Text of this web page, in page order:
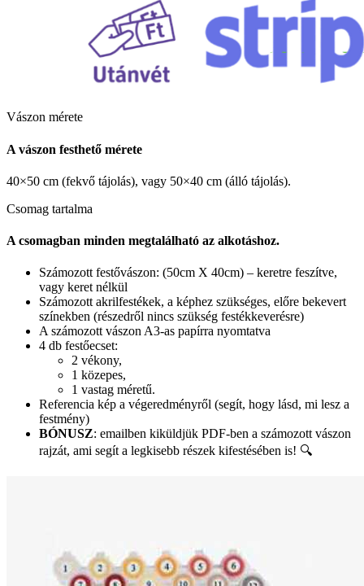
Vászon mérete
A vászon festhető mérete
40×50 cm (fekvő tájolás), vagy 50×40 cm (álló tájolás).
Csomag tartalma
A csomagban minden megtalálható az alkotáshoz.
Számozott festővászon: (50cm X 40cm) – keretre feszítve,
vagy keret nélkül
Számozott akrilfestékek, a képhez szükséges, előre bekevert
színekben (részedről nincs szükség festékkeverésre)
A számozott vászon A3-as papírra nyomtatva
4 db festőecset:
2 vékony,
1 közepes,
1 vastag méretű.
Referencia kép a végeredményről (segít, hogy lásd, mi lesz a
festmény)
BÓNUSZ: emailben kiküldjük PDF-ben a számozott vászon
rajzát, ami segít a legkisebb részek kifestésében is! 🔍